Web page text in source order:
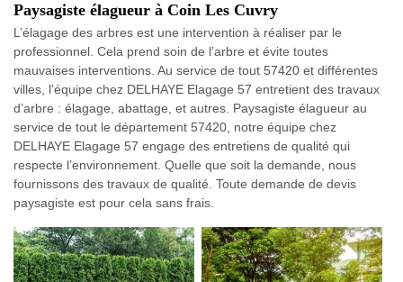
Paysagiste élagueur à Coin Les Cuvry
L’élagage des arbres est une intervention à réaliser par le
professionnel. Cela prend soin de l’arbre et évite toutes
mauvaises interventions. Au service de tout 57420 et différentes
villes, l’équipe chez DELHAYE Elagage 57 entretient des travaux
d’arbre : élagage, abattage, et autres. Paysagiste élagueur au
service de tout le département 57420, notre équipe chez
DELHAYE Elagage 57 engage des entretiens de qualité qui
respecte l’environnement. Quelle que soit la demande, nous
fournissons des travaux de qualité. Toute demande de devis
paysagiste est pour cela sans frais.